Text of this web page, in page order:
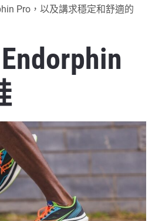
Pro，以及講求穩定和舒適的